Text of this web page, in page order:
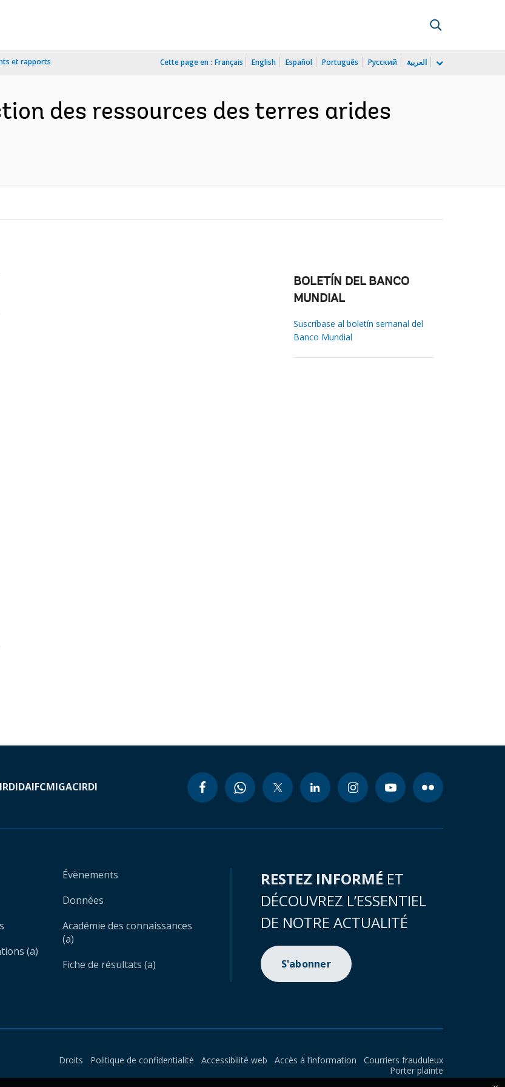
et rapports Cette page en : Français English Español Português Русский العربية
des ressources des terres arides
BOLETÍN DEL BANCO
MUNDIAL
Suscríbase al boletín semanal del
Banco Mundial
IDAIFCMIGACIRDI
(a)
Évènements
Données
Académie des connaissances
(a)
Fiche de résultats (a)
RESTEZ INFORMÉ ET
DÉCOUVREZ L’ESSENTIEL
DE NOTRE ACTUALITÉ
S'abonner
Droits Politique de confidentialité Accessibilité web Accès à l’information
Courriers frauduleux
Porter plainte